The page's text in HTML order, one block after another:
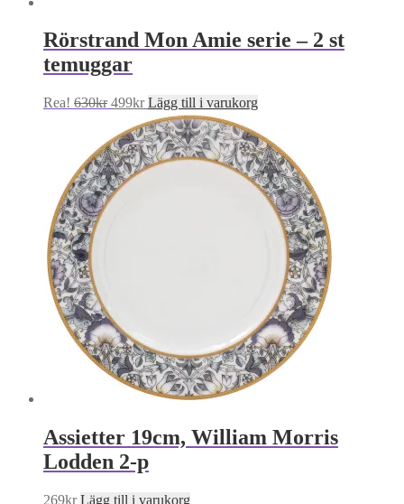
Rörstrand Mon Amie serie – 2 st
temuggar
Rea! 630kr Det
ursprungliga
priset
var:
630kr.
499krDet
nuvarande
priset
är:
499kr.
Lägg till i varukorg
Assietter 19cm, William Morris
Lodden 2-p
269kr Lägg till i varukorg